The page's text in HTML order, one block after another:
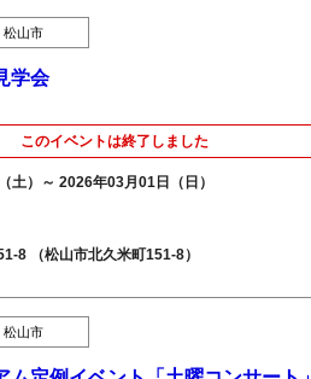
松山市
学会
このイベントは終了しました
土）～ 2026年03月01日（日）
8 （松山市北久米町151-8）
松山市